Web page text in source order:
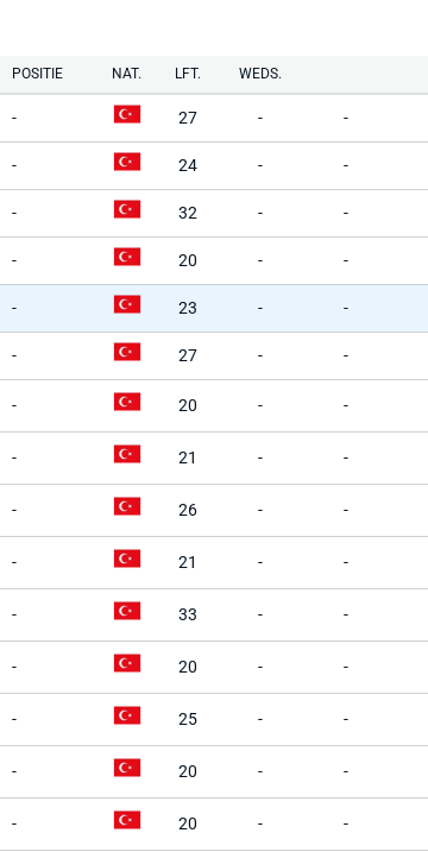
POSITIE NAT. LFT. WEDS.
- 27 - -
- 24 - -
- 32 - -
- 20 - -
- 23 - -
- 27 - -
- 20 - -
- 21 - -
- 26 - -
- 21 - -
- 33 - -
- 20 - -
- 25 - -
- 20 - -
- 20 - -